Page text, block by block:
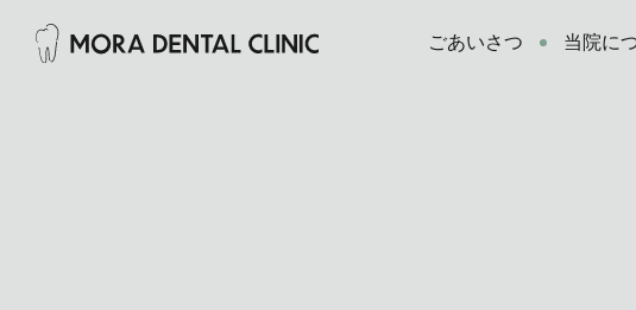
ごあいさつ 当院に